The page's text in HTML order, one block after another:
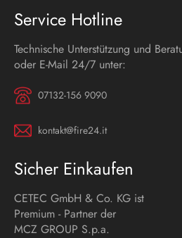
Service Hotline
Technische Unterstützung und
oder E-Mail 24/7 unter:
07132-156 9090
kontakt@fire24.it
Sicher Einkaufen
CETEC GmbH & Co. KG ist
Premium - Partner der
MCZ GROUP S.p.a.